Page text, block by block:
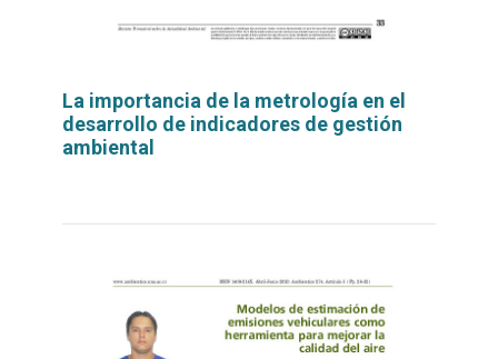
La importancia de la metrología en el
desarrollo de indicadores de gestión
ambiental